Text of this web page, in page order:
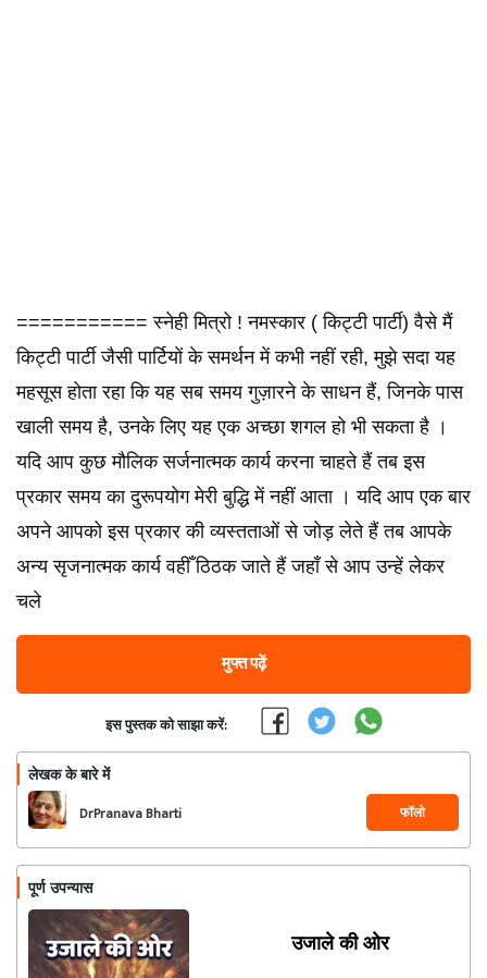
=========== स्नेही मित्रो ! नमस्कार ( किट्टी पार्टी) वैसे मैं
किट्टी पार्टी जैसी पार्टियों के समर्थन में कभी नहीं रही, मुझे सदा यह
महसूस होता रहा कि यह सब समय गुज़ारने के साधन हैं, जिनके पास
खाली समय है, उनके लिए यह एक अच्छा शगल हो भी सकता है ।
यदि आप कुछ मौलिक सर्जनात्मक कार्य करना चाहते हैं तब इस
प्रकार समय का दुरूपयोग मेरी बुद्धि में नहीं आता । यदि आप एक बार
अपने आपको इस प्रकार की व्यस्तताओं से जोड़ लेते हैं तब आपके
अन्य सृजनात्मक कार्य वहीँ ठिठक जाते हैं जहाँ से आप उन्हें लेकर
चले
मुफ्त पढ़ें
इस पुस्तक को साझा करें:
लेखक के बारे में
DrPranava Bharti फॉलो
पूर्ण उपन्यास
उजाले की ओर